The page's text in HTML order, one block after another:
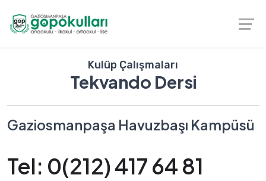
Kulüp Çalışmaları
Tekvando Dersi
Gaziosmanpaşa Havuzbaşı Kampüsü
Tel: 0(212) 417 64 81